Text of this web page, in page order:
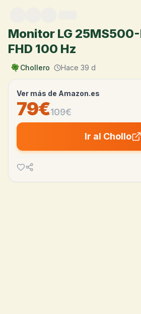
Monitor LG
FHD 100 Hz
Chollero Hace 39 d
Ver más de Amazon.es
79€109€
Ir al Chollo